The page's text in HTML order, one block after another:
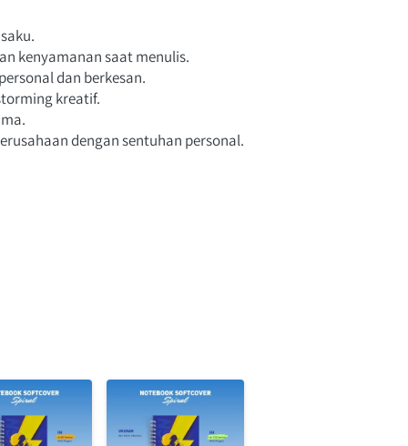
kenyamanan saat menulis.
dan berkesan.
kreatif.